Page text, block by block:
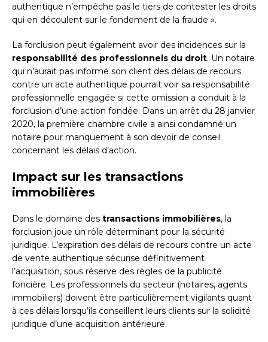
authentique n’empêche pas le tiers de contester les droits
qui en découlent sur le fondement de la fraude ».
La forclusion peut également avoir des incidences sur la
responsabilité des professionnels du droit. Un notaire
qui n’aurait pas informé son client des délais de recours
contre un acte authentique pourrait voir sa responsabilité
professionnelle engagée si cette omission a conduit à la
forclusion d’une action fondée. Dans un arrêt du 28 janvier
2020, la première chambre civile a ainsi condamné un
notaire pour manquement à son devoir de conseil
concernant les délais d’action.
Impact sur les transactions
immobilières
Dans le domaine des transactions immobilières, la
forclusion joue un rôle déterminant pour la sécurité
juridique. L’expiration des délais de recours contre un acte
de vente authentique sécurise définitivement
l’acquisition, sous réserve des règles de la publicité
foncière. Les professionnels du secteur (notaires, agents
immobiliers) doivent être particulièrement vigilants quant
à ces délais lorsqu’ils conseillent leurs clients sur la solidité
juridique d’une acquisition antérieure.